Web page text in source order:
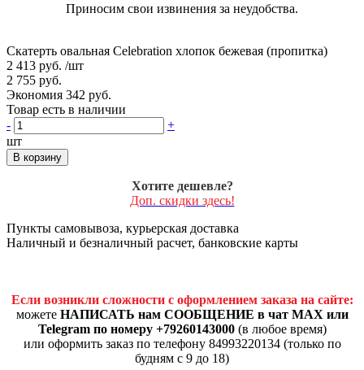
Приносим свои извинения за неудобства.
Скатерть овальная Celebration хлопок бежевая (пропитка)
2 413 руб. /шт
2 755 руб.
Экономия 342 руб.
Товар есть в наличии
-
+
шт
В корзину
Хотите дешевле?
Доп. скидки здесь!
Пункты самовывоза, курьерская доставка
Наличный и безналичный расчет, банковские карты
Если возникли сложности с оформлением заказа на сайте:
можете НАПИСАТЬ нам СООБЩЕНИЕ в чат MAX или
Telegram по номеру +79260143000(в любое время)
или оформить заказ по телефону 84993220134 (только по
будням с 9 до 18)